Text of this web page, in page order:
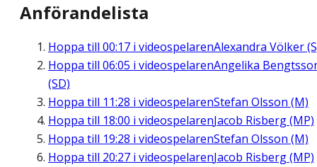
Anförandelista
Hoppa till 00:17 i videospelarenAlexandra Völker
Hoppa till 06:05 i videospelarenAngelika
(SD)
Hoppa till 11:28 i videospelarenStefan Olsson (M)
Hoppa till 18:00 i videospelarenJacob Risberg (MP)
Hoppa till 19:28 i videospelarenStefan Olsson (M)
Hoppa till 20:27 i videospelarenJacob Risberg (MP)